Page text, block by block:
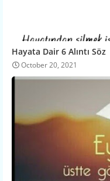
Hayata Dair 6 Alıntı Söz
October 20, 2021